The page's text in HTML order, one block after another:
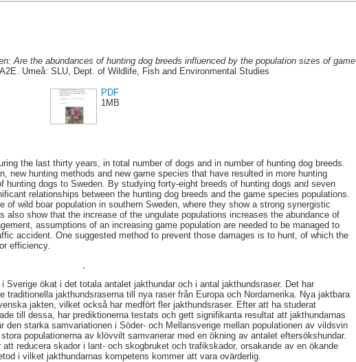
Are the abundances of hunting dog breeds influenced by the population sizes of game
Umeå: SLU, Dept. of Wildlife, Fish and Environmental Studies
PDF
1MB
the last thirty years, in total number of dogs and in number of hunting dog breeds.
new hunting methods and new game species that have resulted in more hunting
hunting dogs to Sweden. By studying forty-eight breeds of hunting dogs and seven
relationships between the hunting dog breeds and the game species populations.
of wild boar population in southern Sweden, where they show a strong synergistic
also show that the increase of the ungulate populations increases the abundance of
assumptions of an increasing game population are needed to be managed to
accident. One suggested method to prevent those damages is to hunt, of which the
efficiency.
Sverige ökat i det totala antalet jakthundar och i antal jakthundsraser. Det har
traditionella jakthundsraserna till nya raser från Europa och Nordamerika. Nya jaktbara
jakten, vilket också har medfört fler jakthundsraser. Efter att ha studerat
till dessa, har prediktionerna testats och gett signifikanta resultat att jakthundarnas
starka samvariationen i Söder- och Mellansverige mellan populationen av vildsvin
populationerna av klövvilt samvarierar med en ökning av antalet eftersökshundar.
reducera skador i lant- och skogbruket och trafikskador, orsakande av en ökande
i vilket jakthundarnas kompetens kommer att vara ovärderlig.